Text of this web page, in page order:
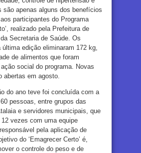
são apenas alguns dos benefícios
participantes do Programa
realizado pela Prefeitura de
Secretaria de Saúde. Os
edição eliminaram 172 kg,
de alimentos que foram
social do programa. Novas
abertas em agosto.
do ano teve foi concluída com a
pessoas, entre grupos das
e servidores municipais, que
vezes com uma equipe
pela aplicação de
do ‘Emagrecer Certo’ é,
o controle do peso e de